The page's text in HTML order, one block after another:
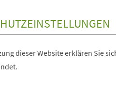
dieser Website erklären Sie